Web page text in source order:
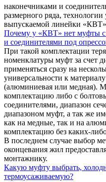
наконечниками и
размерного ряда,
выпускаемой линейки
Почему у «КВТ» нет муфты с
и соединителями под
При такой комплектации
номенклатуры муфт за счет
применяться сразу на
универсальности к
(алюминиевая или медная).
комплектацию либо с
соединителями, диапазон
диапазоном муфт, а так же
как на медные, так и на
комплектацию без каких-
В последнем случае выбор
оконцевания жил
монтажнику.
Какую муфту выбрать,
термоусаживаемую?